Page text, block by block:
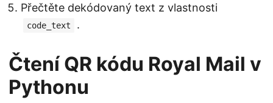
Přečtěte dekódovaný text z vlastnosti
code_text .
Čtení QR kódu Royal Mail v
Pythonu